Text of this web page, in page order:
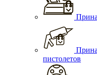
пистолетов